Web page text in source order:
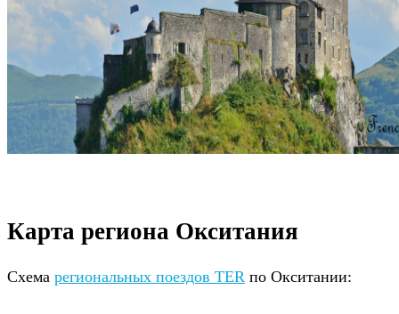
Карта региона Окситания
Схема региональных поездов TER по Окситании: